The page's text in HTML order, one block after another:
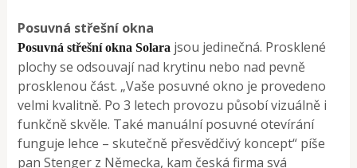
Posuvná střešní okna
Posuvná střešní okna Solara jsou jedinečná. Prosklené
plochy se odsouvají nad krytinu nebo nad pevně
prosklenou část. „Vaše posuvné okno je provedeno
velmi kvalitně. Po 3 letech provozu působí vizuálně i
funkčně skvěle. Také manuální posuvné otevírání
funguje lehce – skutečně přesvědčivý koncept“ píše
pan Stenger z Německa, kam česká firma svá